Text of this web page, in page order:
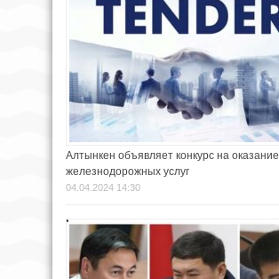
Алтынкен объявляет конкурс на оказание
железнодорожных услуг
04.04.2024 14:30